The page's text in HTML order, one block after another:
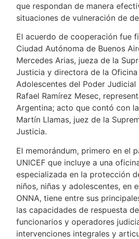
que respondan de manera
situaciones de vulneración de
El acuerdo de cooperación fue
Ciudad Autónoma de Buenos
Mercedes Arias, jueza de la
Justicia y directora de la
Adolescentes del Poder Judicial
Rafael Ramírez Mesec,
Argentina; acto que contó con
Martín Llamas, juez de la
Justicia.
El memorándum, primero en el
UNICEF que incluye a una
especializada en la protección
niños, niñas y adolescentes, en
ONNA, tiene entre sus
las capacidades de respuesta
funcionarios y operadores
intervenciones integrales y